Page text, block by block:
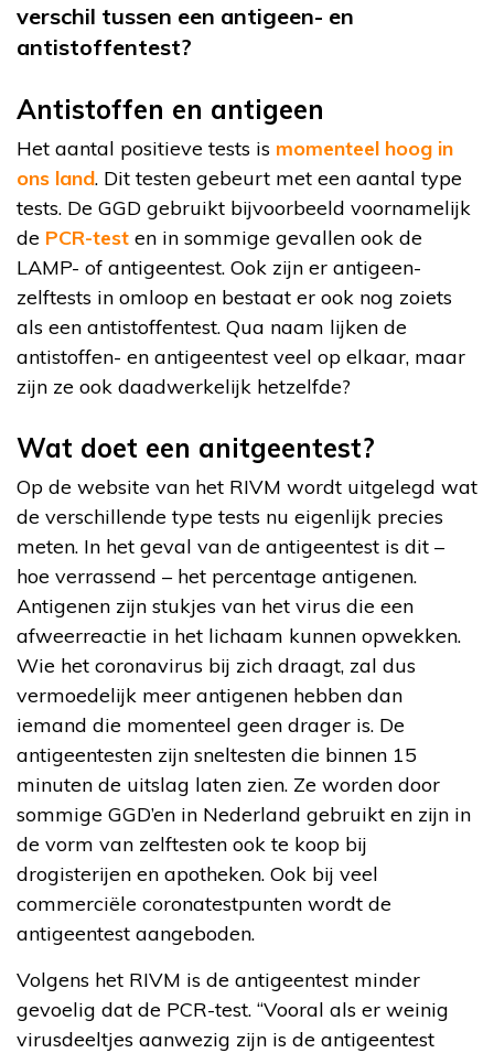
verschil tussen een antigeen- en
antistoffentest?
Antistoffen en antigeen
Het aantal positieve tests is momenteel hoog in
ons land. Dit testen gebeurt met een aantal type
tests. De GGD gebruikt bijvoorbeeld voornamelijk
de PCR-test en in sommige gevallen ook de
LAMP- of antigeentest. Ook zijn er antigeen-
zelftests in omloop en bestaat er ook nog zoiets
als een antistoffentest. Qua naam lijken de
antistoffen- en antigeentest veel op elkaar, maar
zijn ze ook daadwerkelijk hetzelfde?
Wat doet een anitgeentest?
Op de website van het RIVM wordt uitgelegd wat
de verschillende type tests nu eigenlijk precies
meten. In het geval van de antigeentest is dit –
hoe verrassend – het percentage antigenen.
Antigenen zijn stukjes van het virus die een
afweerreactie in het lichaam kunnen opwekken.
Wie het coronavirus bij zich draagt, zal dus
vermoedelijk meer antigenen hebben dan
iemand die momenteel geen drager is. De
antigeentesten zijn sneltesten die binnen 15
minuten de uitslag laten zien. Ze worden door
sommige GGD’en in Nederland gebruikt en zijn in
de vorm van zelftesten ook te koop bij
drogisterijen en apotheken. Ook bij veel
commerciële coronatestpunten wordt de
antigeentest aangeboden.
Volgens het RIVM is de antigeentest minder
gevoelig dat de PCR-test. “Vooral als er weinig
virusdeeltjes aanwezig zijn is de antigeentest